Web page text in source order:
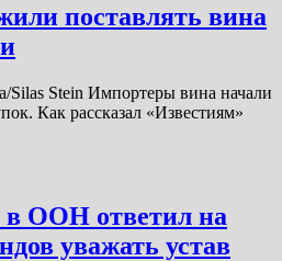
поставлять вина
Silas Stein Импортеры вина начали
Как рассказал «Известиям»
ООН ответил на
уважать устав